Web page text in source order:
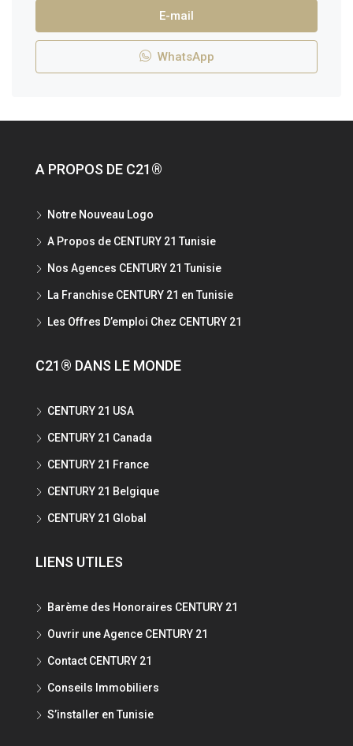
E-mail
WhatsApp
A PROPOS DE C21®
Notre Nouveau Logo
A Propos de CENTURY 21 Tunisie
Nos Agences CENTURY 21 Tunisie
La Franchise CENTURY 21 en Tunisie
Les Offres D’emploi Chez CENTURY 21
C21® DANS LE MONDE
CENTURY 21 USA
CENTURY 21 Canada
CENTURY 21 France
CENTURY 21 Belgique
CENTURY 21 Global
LIENS UTILES
Barème des Honoraires CENTURY 21
Ouvrir une Agence CENTURY 21
Contact CENTURY 21
Conseils Immobiliers
S’installer en Tunisie